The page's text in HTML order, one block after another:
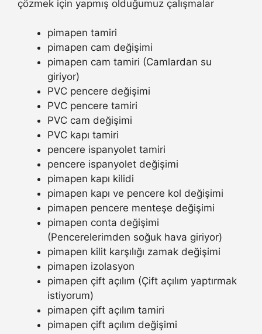
çözmek için yapmış olduğumuz çalışmalar
pimapen tamiri
pimapen cam değişimi
pimapen cam tamiri (Camlardan su
giriyor)
PVC pencere değişimi
PVC pencere tamiri
PVC cam değişimi
PVC kapı tamiri
pencere ispanyolet tamiri
pencere ispanyolet değişimi
pimapen kapı kilidi
pimapen kapı ve pencere kol değişimi
pimapen pencere menteşe değişimi
pimapen conta değişimi
(Pencerelerimden soğuk hava giriyor)
pimapen kilit karşılığı zamak değişimi
pimapen izolasyon
pimapen çift açılım (Çift açılım yaptırmak
istiyorum)
pimapen çift açılım tamiri
pimapen çift açılım değişimi